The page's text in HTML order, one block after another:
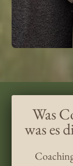
Was
was es